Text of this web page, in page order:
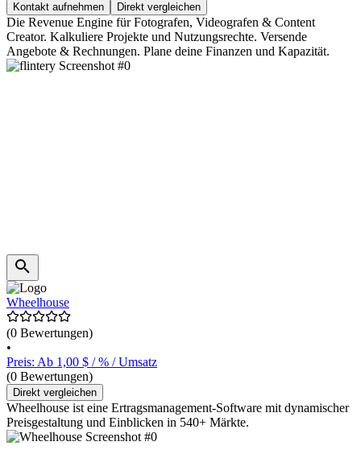
Kontakt aufnehmen Direkt vergleichen
Die Revenue Engine für Fotografen, Videografen & Content
Creator. Kalkuliere Projekte und Nutzungsrechte. Versende
Angebote & Rechnungen. Plane deine Finanzen und Kapazität.
Wheelhouse
(0 Bewertungen)
•
Preis: Ab 1,00 $ / % / Umsatz
(0 Bewertungen)
Direkt vergleichen
Wheelhouse ist eine Ertragsmanagement-Software mit dynamischer
Preisgestaltung und Einblicken in 540+ Märkte.